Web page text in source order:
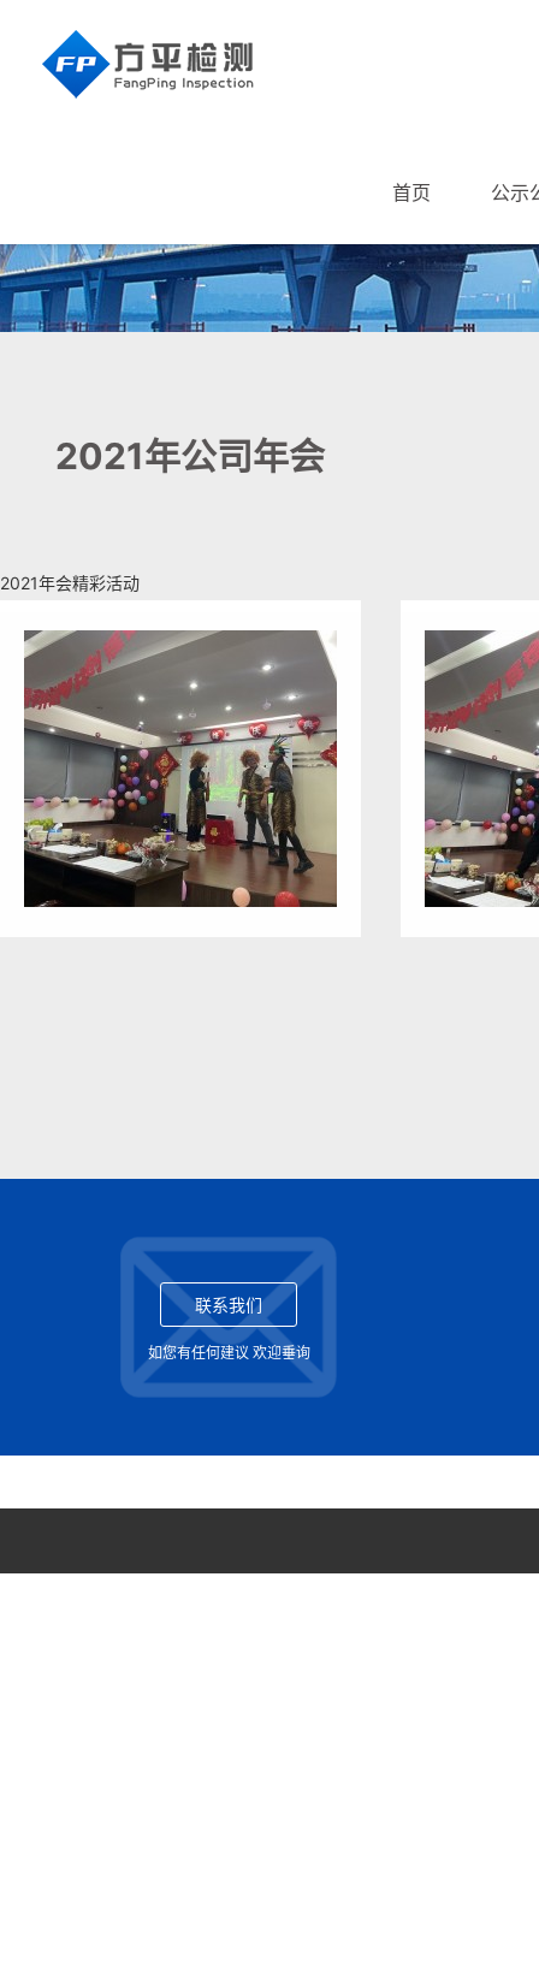
首页 公示
2021年公司年会
2021年会精彩活动
联系我们
如您有任何建议 欢迎垂询